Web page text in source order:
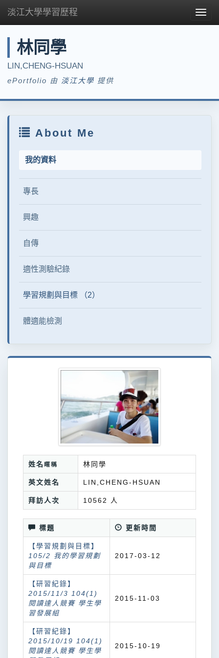
淡江大學學習歷程
林同學
LIN,CHENG-HSUAN
ePortfolio 由 淡江大學 提供
About Me
我的資料
專長
興趣
自傳
適性測驗紀錄
學習規劃與目標 （2）
體適能檢測
姓名 暱稱 林同學
英文姓名 LIN,CHENG-HSUAN
拜訪人次 10562 人
標題 更新時間
【學習規劃與目標】
105/2 我的學習規劃
與目標
2017-03-12
【研習紀錄】
2015/11/3 104(1)
閱讀達人競賽 學生學
習發展組
2015-11-03
【研習紀錄】
2015/10/19 104(1)
閱讀達人競賽 學生學
2015-10-19